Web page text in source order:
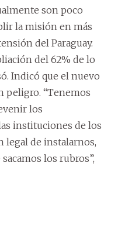
son poco
la misión en más
del Paraguay.
del 62% de lo
Indicó que el nuevo
peligro. “Tenemos
los
instituciones de los
legal de instalarnos,
los rubros”,